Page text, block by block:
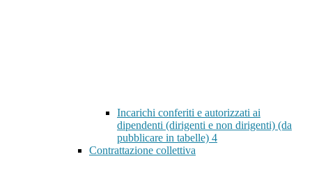
Incarichi conferiti e autorizzati ai
dipendenti (dirigenti e non dirigenti) (da
pubblicare in tabelle) 4
Contrattazione collettiva